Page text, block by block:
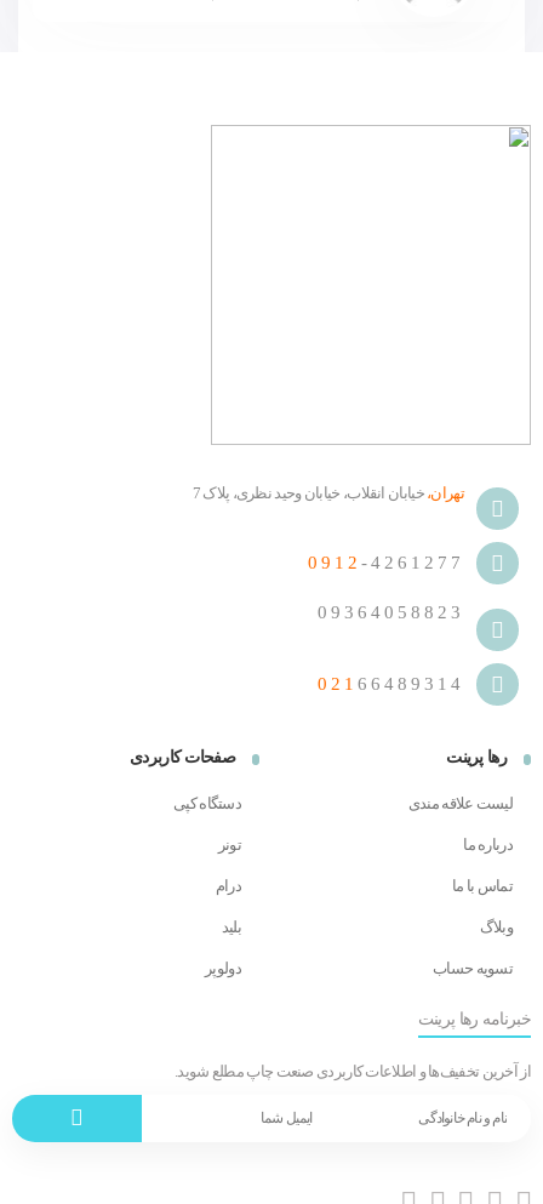
تهران،خیابان انقلاب، خیابان وحید نظری، پلاک 7
0912 -4261277
09364058823
021 66489314
رها پرینت
لیست علاقه مندی
درباره ما
تماس با ما
وبلاگ
تسویه حساب
صفحات کاربردی
دستگاه کپی
تونر
درام
بلید
دولوپر
خبرنامه رها پرینت
از آخرین تخفیف‌ها و اطلاعات کاربردی صنعت چاپ مطلع شوید.